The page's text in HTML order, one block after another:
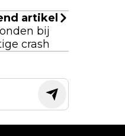
artikel
bij
crash